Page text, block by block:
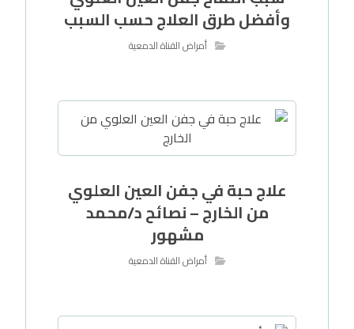
وأفضل طرق العلاج حسب السبب
أمراض القناة الدمعية
علاج حبة في جفن العين العلوي
من الخارج – نصائح د/محمد
مشهور
أمراض القناة الدمعية